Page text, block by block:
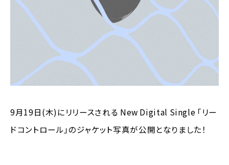
9月19日(木)にリリースされる New Digital Single ｢リー
ドコントロール｣のジャケット写真が公開となりました！